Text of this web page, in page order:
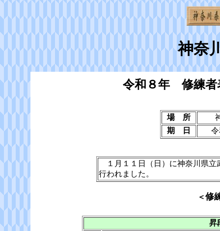
神奈
令和８年 修練者
場 所
期 日
１月１１日（日）に神奈川県立
行われました。
＜修
昇